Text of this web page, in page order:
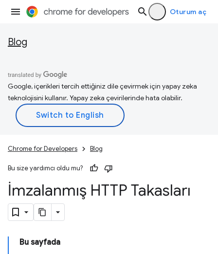
Oturum aç
Blog
Google, içerikleri tercih ettiğiniz dile çevirmek için yapay zeka
teknolojisini kullanır. Yapay zeka çevirilerinde hata olabilir.
Chrome for Developers Blog
Bu size yardımcı oldu mu?
İmzalanmış HTTP Takasları
Bu sayfada